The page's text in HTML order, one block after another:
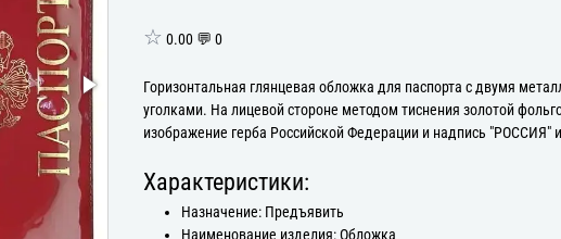
☆ 0.00 💬 0
Горизонтальная глянцевая обложка для паспорта с двумя
уголками. На лицевой стороне методом тиснения золотой
изображение герба Российской Федерации и надпись "РОССИЯ"
Характеристики:
Назначение: Предъявить
Наименование изделия: Обложка